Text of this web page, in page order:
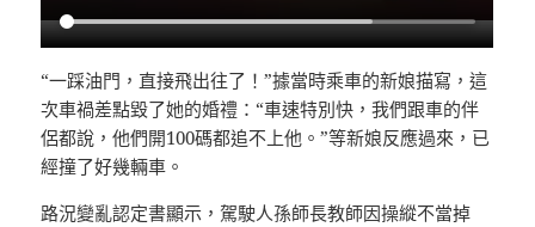
“一踩油門，直接飛出往了！”據當時乘車的新娘描寫，這
次車禍差點毀了她的婚禮：“車速特別快，我們跟車的伴
侶都說，他們開100碼都追不上他。”等新娘反應過來，已
經撞了好幾輛車。
路況變亂認定書顯示，駕駛人孫師長教師因操縱不當掉